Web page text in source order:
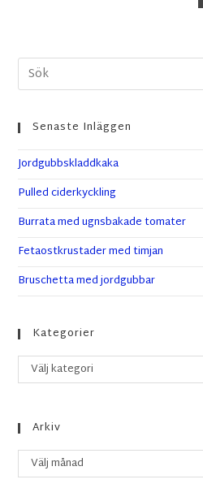
Senaste Inläggen
Jordgubbskladdkaka
Pulled ciderkyckling
Burrata med ugnsbakade tomater
Fetaostkrustader med timjan
Bruschetta med jordgubbar
Kategorier
Välj kategori
Arkiv
Välj månad